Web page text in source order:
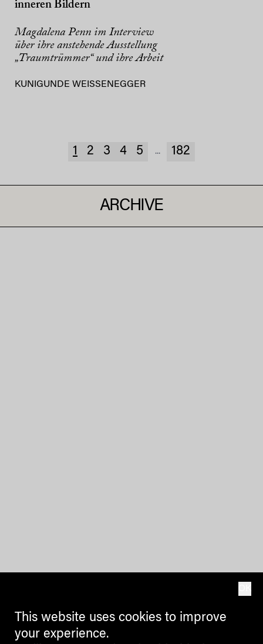
inneren Bildern
Magdalena Penn im Interview
über ihre anstehende Ausstellung
„Traumtrümmer“ und ihre Arbeit
KUNIGUNDE WEISSENEGGER
1 2 3 4 5 ... 182
ARCHIVE
This website uses cookies to improve
your experience.